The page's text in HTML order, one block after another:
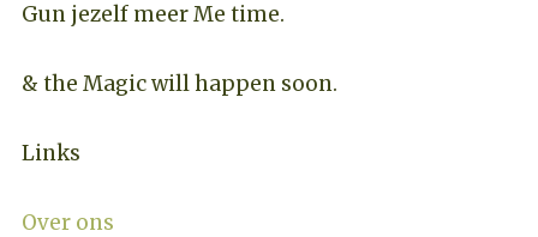
Gun jezelf meer Me time.​
& the Magic will happen soon.
Links
Over ons